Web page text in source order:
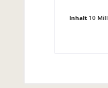
Inhalt 10